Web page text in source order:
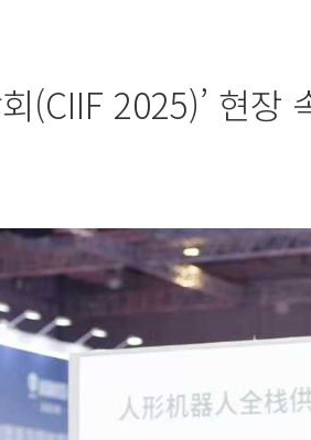
(CIIF 2025)’ 현장